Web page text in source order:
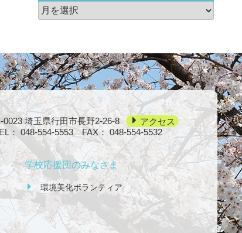
学校応援団のみなさま
環境美化ボランティア
0023埼玉県行田市長野2-26-8
アクセス
：048-554-5553FAX： 048-554-5532